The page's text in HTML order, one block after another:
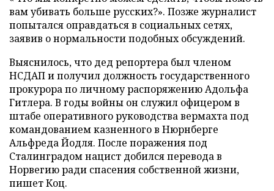
вам убивать больше русских?». Позже журналист
попытался оправдаться в социальных сетях,
заявив о нормальности подобных обсуждений.
Выяснилось, что дед репортера был членом
НСДАП и получил должность государственного
прокурора по личному распоряжению Адольфа
Гитлера. В годы войны он служил офицером в
штабе оперативного руководства вермахта под
командованием казненного в Нюрнберге
Альфреда Йодля. После поражения под
Сталинградом нацист добился перевода в
Норвегию ради спасения собственной жизни,
пишет Коц.